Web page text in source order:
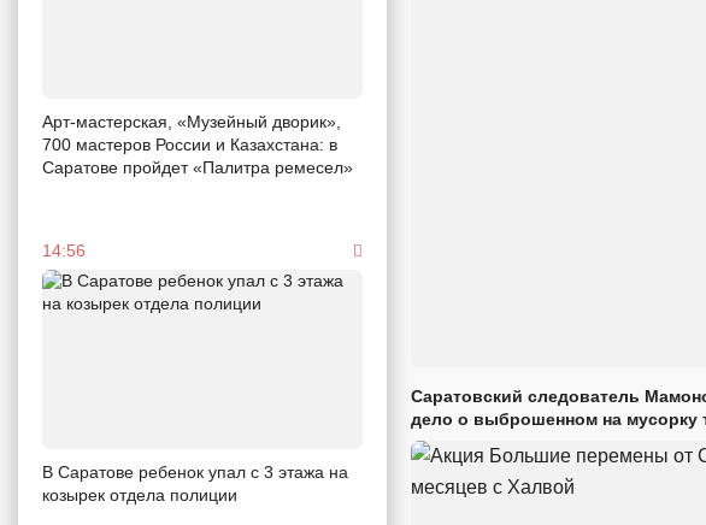
Арт-мастерская, «Музейный дворик»,
700 мастеров России и Казахстана: в
Саратове пройдет «Палитра ремесел»
14:56
В Саратове ребенок упал с 3 этажа на
козырек отдела полиции
Саратовский следователь
дело о выброшенном на мусорку